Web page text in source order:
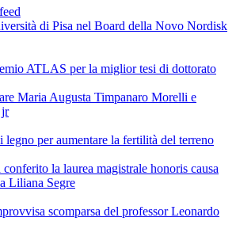
di Pisa nel Board della Novo Nordisk
ATLAS per la miglior tesi di dottorato
Maria Augusta Timpanaro Morelli e
jr
per aumentare la fertilità del terreno
la laurea magistrale honoris causa
Liliana Segre
scomparsa del professor Leonardo